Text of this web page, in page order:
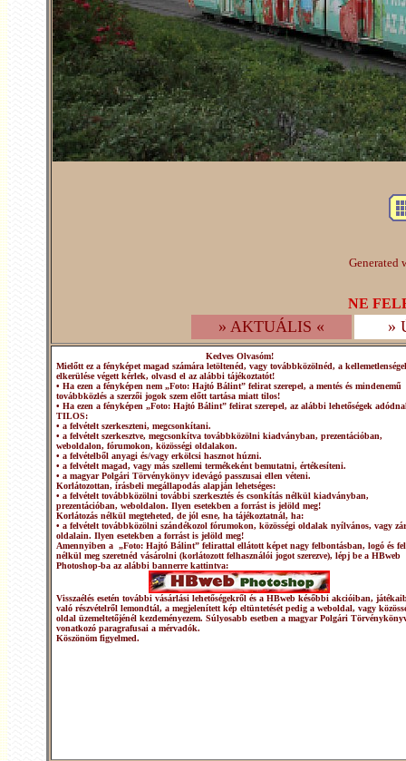
Generated
NE
» AKTUÁLIS « »
Kedves Olvasóm!
Mielőtt ez a fényképet magad számára letöltenéd, vagy továbbközölnéd, a
elkerülése végett kérlek, olvasd el az alábbi tájékoztatót!
• Ha ezen a fényképen nem „Foto: Hajtó Bálint” felirat szerepel, a mentés és mindenemű
továbbközlés a szerzői jogok szem előtt tartása miatt tilos!
• Ha ezen a fényképen „Foto: Hajtó Bálint” felirat szerepel, az alábbi lehetőségek
TILOS:
• a felvételt szerkeszteni, megcsonkítani.
• a felvételt szerkesztve, megcsonkítva továbbközölni kiadványban, prezentációban,
weboldalon, fórumokon, közösségi oldalakon.
• a felvételből anyagi és/vagy erkölcsi hasznot húzni.
• a felvételt magad, vagy más szellemi termékeként bemutatni, értékesíteni.
• a magyar Polgári Törvénykönyv idevágó passzusai ellen véteni.
Korlátozottan, írásbeli megállapodás alapján lehetséges:
• a felvételt továbbközölni további szerkesztés és csonkítás nélkül kiadványban,
prezentációban, weboldalon. Ilyen esetekben a forrást is jelöld meg!
Korlátozás nélkül megteheted, de jól esne, ha tájékoztatnál, ha:
• a felvételt továbbközölni szándékozol fórumokon, közösségi oldalak nyílvános, vagy
oldalain. Ilyen esetekben a forrást is jelöld meg!
Amennyiben a „Foto: Hajtó Bálint” felirattal ellátott képet nagy felbontásban, logó és
nélkül meg szeretnéd vásárolni (korlátozott felhasználói jogot szerezve), lépj be a HBweb
Photoshop-ba az alábbi bannerre kattintva:
Visszaélés esetén további vásárlási lehetőségekről és a HBweb későbbi akcióiban,
való részvételről lemondtál, a megjelenített kép eltüntetését pedig a weboldal, vagy
oldal üzemeltetőjénél kezdeményezem. Súlyosabb esetben a magyar Polgári
vonatkozó paragrafusai a mérvadók.
Köszönöm figyelmed.